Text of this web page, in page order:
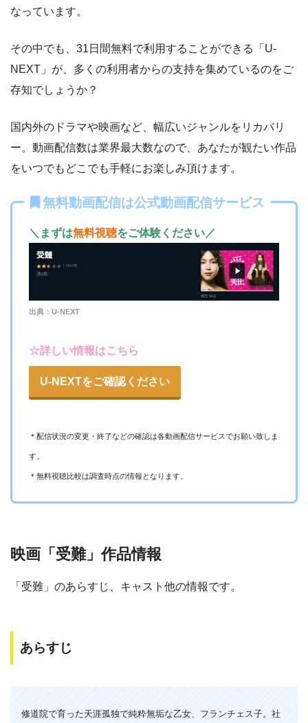
動画配信サービ
ス
配信 配信期間 過去動画視聴
Tver
ー ー ・視聴できません
日テレTADA
ー ー ・視聴できません
・視聴できません
テレ朝動画
ー ー
ー ー
なっています。
その中でも、31日間無料で利用することができる「U-
NEXT」が、多くの利用者からの支持を集めているのをご
存知でしょうか？
国内外のドラマや映画など、幅広いジャンルをリカバリ
ー。動画配信数は業界最大数なので、あなたが観たい作品
をいつでもどこでも手軽にお楽しみ頂けます。
無料動画配信は公式動画配信サービス
＼まずは無料視聴をご体験ください／
出典：U-NEXT
☆詳しい情報はこちら
U-NEXTをご確認ください
＊配信状況の変更・終了などの確認は各動画配信サービスでお願い致しま
す。
＊無料視聴比較は調査時点の情報となります。
映画「受難」作品情報
「受難」のあらすじ、キャスト他の情報です。
あらすじ
修道院で育った天涯孤独で純粋無垢な乙女、フランチェス子。社